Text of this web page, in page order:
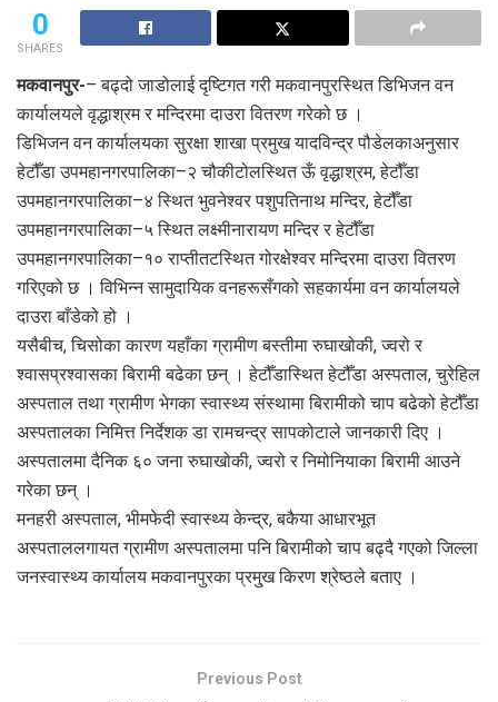
0
SHARES
मकवानपुर-– बढ्दो जाडोलाई दृष्टिगत गरी मकवानपुरस्थित डिभिजन वन
कार्यालयले वृद्धाश्रम र मन्दिरमा दाउरा वितरण गरेको छ ।
डिभिजन वन कार्यालयका सुरक्षा शाखा प्रमुख यादविन्द्र पौडेलकाअनुसार
हेटौँडा उपमहानगरपालिका–२ चौकीटोलस्थित ऊँ वृद्धाश्रम, हेटौँडा
उपमहानगरपालिका–४ स्थित भुवनेश्वर पशुपतिनाथ मन्दिर, हेटौँडा
उपमहानगरपालिका–५ स्थित लक्ष्मीनारायण मन्दिर र हेटौँडा
उपमहानगरपालिका–१० राप्तीतटस्थित गोरक्षेश्वर मन्दिरमा दाउरा वितरण
गरिएको छ । विभिन्न सामुदायिक वनहरूसँगको सहकार्यमा वन कार्यालयले
दाउरा बाँडेको हो ।
यसैबीच, चिसोका कारण यहाँका ग्रामीण बस्तीमा रुघाखोकी, ज्वरो र
श्वासप्रश्वासका बिरामी बढेका छन् । हेटौँडास्थित हेटौँडा अस्पताल, चुरेहिल
अस्पताल तथा ग्रामीण भेगका स्वास्थ्य संस्थामा बिरामीको चाप बढेको हेटौँडा
अस्पतालका निमित्त निर्देशक डा रामचन्द्र सापकोटाले जानकारी दिए ।
अस्पतालमा दैनिक ६० जना रुघाखोकी, ज्वरो र निमोनियाका बिरामी आउने
गरेका छन् ।
मनहरी अस्पताल, भीमफेदी स्वास्थ्य केन्द्र, बकैया आधारभूत
अस्पताललगायत ग्रामीण अस्पतालमा पनि बिरामीको चाप बढ्दै गएको जिल्ला
जनस्वास्थ्य कार्यालय मकवानपुरका प्रमु्ख किरण श्रेष्ठले बताए ।
Previous Post